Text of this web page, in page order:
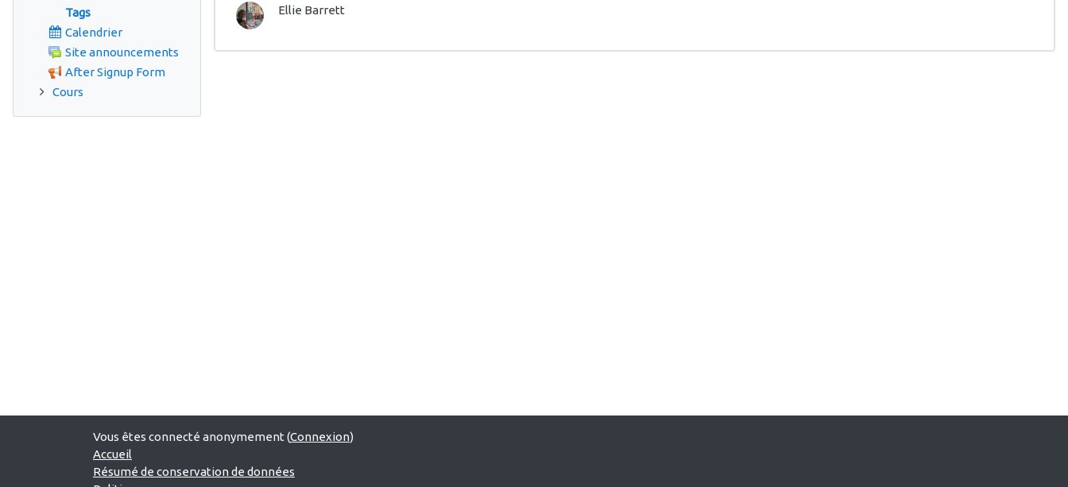
Ellie Barrett
Tags
Calendrier
Site announcements
After Signup Form
Cours
Vous êtes connecté anonymement (Connexion)
Accueil
Résumé de conservation de données